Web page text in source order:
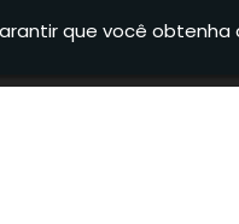
Informações
que você obtenha